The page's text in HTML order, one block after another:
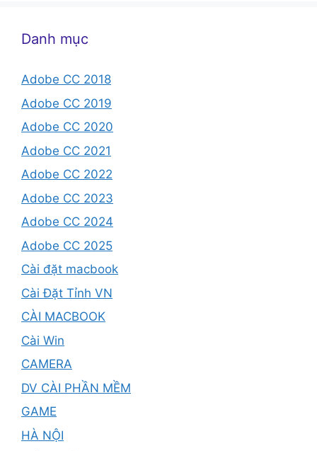
Danh mục
Adobe CC 2018
Adobe CC 2019
Adobe CC 2020
Adobe CC 2021
Adobe CC 2022
Adobe CC 2023
Adobe CC 2024
Adobe CC 2025
Cài đặt macbook
Cài Đặt Tỉnh VN
CÀI MACBOOK
Cài Win
CAMERA
DV CÀI PHẦN MỀM
GAME
HÀ NỘI